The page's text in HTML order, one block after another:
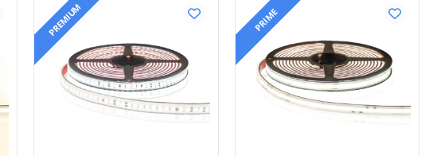
PREMIUM PRIME